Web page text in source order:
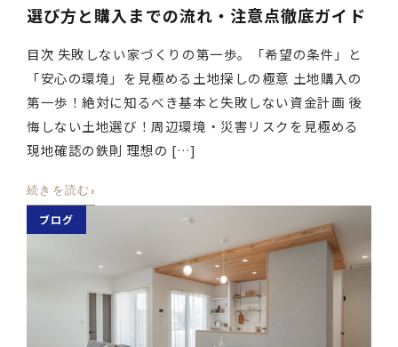
選び方と購入までの流れ・注意点徹底ガイド
目次 失敗しない家づくりの第一歩。「希望の条件」と
「安心の環境」を見極める土地探しの極意 土地購入の
第一歩！絶対に知るべき基本と失敗しない資金計画 後
悔しない土地選び！周辺環境・災害リスクを見極める
現地確認の鉄則 理想の […]
続きを読む ›
ブログ